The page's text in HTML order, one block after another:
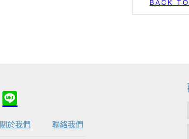
BACK
關於我們 聯絡我們